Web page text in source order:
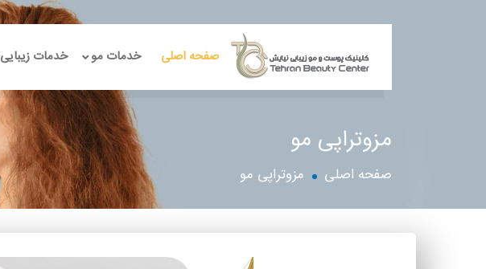
صفحه اصلی خدمات مو خدمات زیبایی
مزوتراپی مو
صفحه اصلی مزوتراپی مو